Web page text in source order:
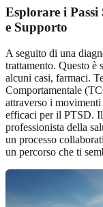
Esplorare i Passi
e Supporto
A seguito di una
trattamento. Questo è
alcuni casi, farmaci.
Comportamentale
attraverso i
efficaci per il PTSD.
professionista della
un processo
un percorso che ti